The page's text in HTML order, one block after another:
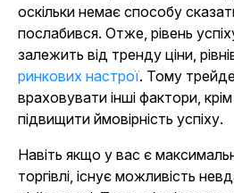
оскільки немає способу
послабився. Отже, рівень
залежить від тренду ціни,
ринкових настрої. Тому
враховувати інші фактори,
підвищити ймовірність успіху.
Навіть якщо у вас є
торгівлі, існує можливість